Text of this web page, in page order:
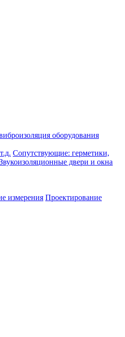
оборудования
Сопутствующие: герметики,
двери и окна
измерения Проектирование